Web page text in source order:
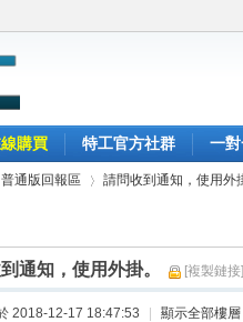
購買 特工官方社群 一
普通版回報區
›
請問收到通知，使用外
通知，使用外掛。 [複製鏈接]
2018-12-17 18:47:53 顯示全部樓層